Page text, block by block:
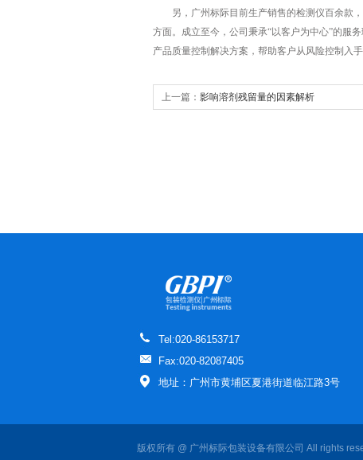
另，广州标际目前生产销售的检测仪百余款，
方面。成立至今，公司秉承“以客户为中心”的服
产品质量控制解决方案，帮助客户从风险控制入
上一篇： 影响溶剂残留量的因素解析
Tel:020-86153717
Fax:020-82087405
地址：广州市黄埔区夏港街道临江路3号
版权所有 @ 广州标际包装设备有限公司 All rights